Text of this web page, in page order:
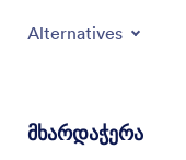
Alternatives
მხარდაჭერა